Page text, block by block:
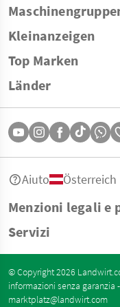
Kleinanzeigen
Top Marken
Länder
Menzioni legali e
Servizi
Aiuto Österreich
© Copyright 2026
informazioni senza
marktplatz@landwirt.com